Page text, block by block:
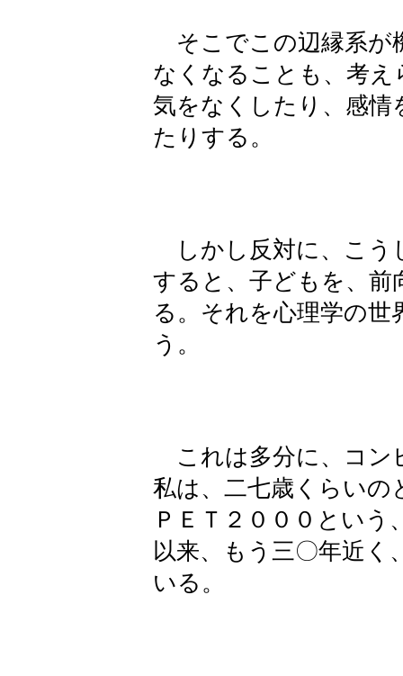
そこでこの辺縁系が
なくなることも、考
気をなくしたり、感
たりする。
しかし反対に、こう
すると、子どもを、
る。それを心理学の世
う。
これは多分に、コン
私は、二七歳くらいの
ＰＥＴ２０００とい
以来、もう三〇年近
いる。